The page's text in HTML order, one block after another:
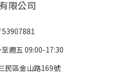
限公司
53907881
週五 09:00-17:30
民區金山路169號